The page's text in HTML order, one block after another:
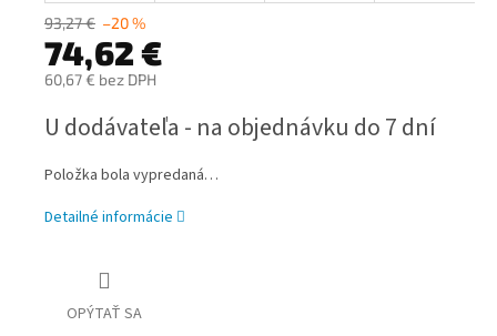
93,27 € –20 %
74,62 €
60,67 € bez DPH
cena:
U dodávateľa - na objednávku do 7 dní
Položka bola vypredaná…
Detailné informácie
OPÝTAŤ SA